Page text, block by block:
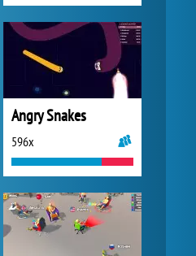
Angry Snakes
596x
Forge of Empires